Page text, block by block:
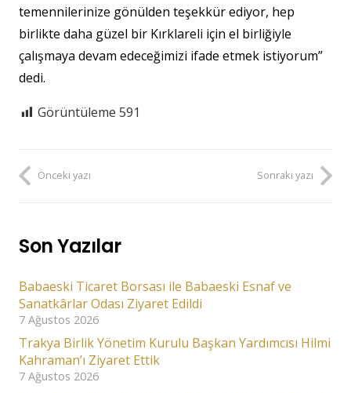
temennilerinize gönülden teşekkür ediyor, hep
birlikte daha güzel bir Kırklareli için el birliğiyle
çalışmaya devam edeceğimizi ifade etmek istiyorum”
dedi.
Görüntüleme 591
Önceki yazı Sonraki yazı
Son Yazılar
Babaeski Ticaret Borsası ile Babaeski Esnaf ve
Sanatkârlar Odası Ziyaret Edildi
7 Ağustos 2026
Trakya Birlik Yönetim Kurulu Başkan Yardımcısı Hilmi
Kahraman’ı Ziyaret Ettik
7 Ağustos 2026